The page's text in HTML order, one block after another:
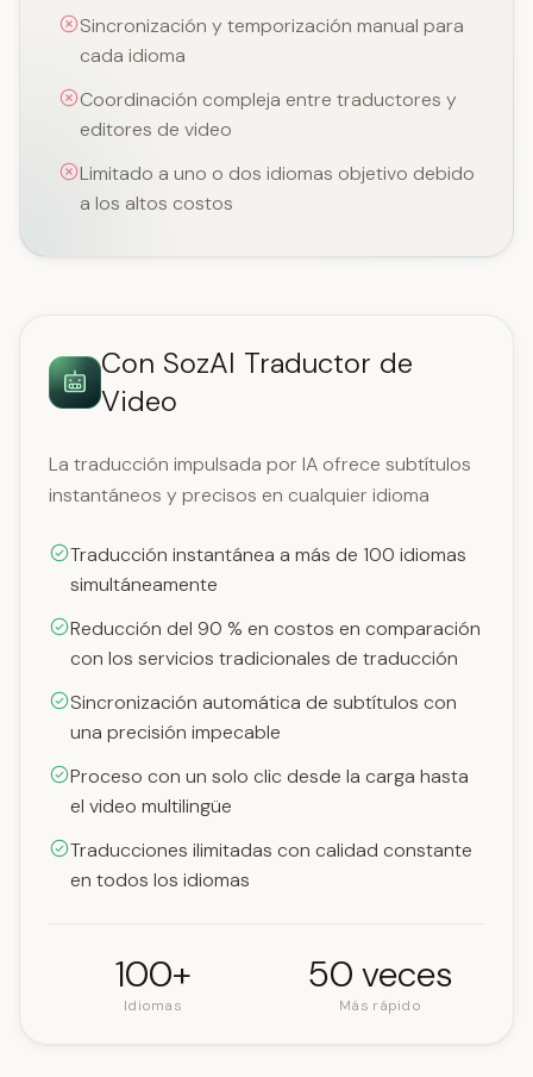
Sincronización y temporización manual para
cada idioma
Coordinación compleja entre traductores y
editores de video
Limitado a uno o dos idiomas objetivo debido
a los altos costos
Con SozAI Traductor de
Video
La traducción impulsada por IA ofrece subtítulos
instantáneos y precisos en cualquier idioma
Traducción instantánea a más de 100 idiomas
simultáneamente
Reducción del 90 % en costos en comparación
con los servicios tradicionales de traducción
Sincronización automática de subtítulos con
una precisión impecable
Proceso con un solo clic desde la carga hasta
el video multilingüe
Traducciones ilimitadas con calidad constante
en todos los idiomas
100+
Idiomas
50 veces
Más rápido